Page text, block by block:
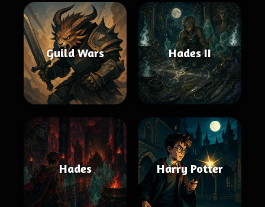
Guild Wars Hades II
Hades Harry Potter